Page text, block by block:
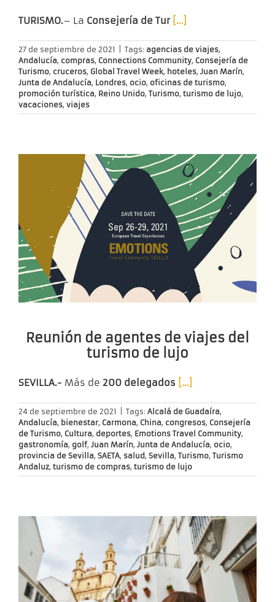
TURISMO.– La Consejería de Tur […]
27 de septiembre de 2021 Tags: agencias de viajes,
Andalucía, compras, Connections Community, Consejería de
Turismo, cruceros, Global Travel Week, hoteles, Juan Marín,
Junta de Andalucía, Londres, ocio, oficinas de turismo,
promoción turística, Reino Unido, Turismo, turismo de lujo,
vacaciones, viajes
Reunión de agentes de viajes del
turismo de lujo
SEVILLA.- Más de 200 delegados […]
24 de septiembre de 2021 Tags: Alcalá de Guadaíra,
Andalucía, bienestar, Carmona, China, congresos, Consejería
de Turismo, Cultura, deportes, Emotions Travel Community,
gastronomía, golf, Juan Marín, Junta de Andalucía, ocio,
provincia de Sevilla, SAETA, salud, Sevilla, Turismo, Turismo
Andaluz, turismo de compras, turismo de lujo